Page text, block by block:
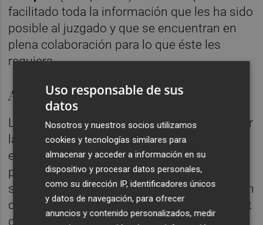
facilitado toda la información que les ha sido
posible al juzgado y que se encuentran en
plena colaboración para lo que éste les
requiera.
Adjudicación y modificados
La planta de Los Hornillos fue promovida por
la Emtre, que se constituyó en 2001 con la
edil
popularMaría Jesús Puchalt como
primera presidenta. En noviembre de 2003
se produjo el primer proceso de adjudicación
del proyecto de gestión de la planta de Quart
de Poblet, pero los proyectos presentados
Uso responsable de sus
datos
Nosotros y nuestros socios utilizamos
cookies y tecnologías similares para
almacenar y acceder a información en su
dispositivo y procesar datos personales,
como su dirección IP, identificadores únicos
y datos de navegación, para ofrecer
anuncios y contenido personalizados, medir